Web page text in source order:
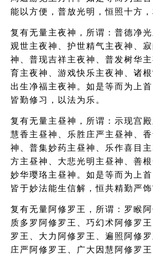
能以方便，普放光明，恒照十方，
复有无量主夜神，所谓：普德净
观世主夜神、护世精气主夜神、
神、普现吉祥主夜神、普发树华
育主夜神、游戏快乐主夜神、诸根
出生净福主夜神。如是等而为上首
皆勤修习，以法为乐。
复有无量主昼神，所谓：示现宫
慧香主昼神、乐胜庄严主昼神、
神、普集妙药主昼神、乐作喜目
方主昼神、大悲光明主昼神、善根
妙华璎珞主昼神。如是等而为上首
皆于妙法能生信解，恒共精勤严饰
复有无量阿修罗王，所谓：罗睺
质多罗阿修罗王、巧幻术阿修罗
罗王、大力阿修罗王、遍照阿修
庄严阿修罗王、广大因慧阿修罗